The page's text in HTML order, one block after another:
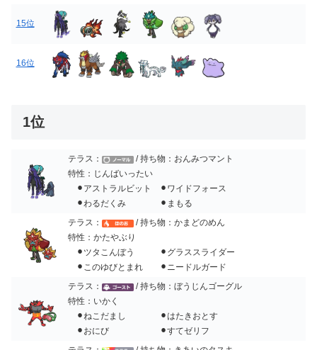
15位
16位
1位
テラス：
/ 持ち物：おんみつマント
特性：じんばいったい
⚫︎アストラルビット ⚫︎ワイドフォース
⚫︎わるだくみ ⚫︎まもる
テラス：
/ 持ち物：かまどのめん
特性：かたやぶり
⚫︎ツタこんぼう ⚫︎グラススライダー
⚫︎このゆびとまれ ⚫︎ニードルガード
テラス：
/ 持ち物：ぼうじんゴーグル
特性：いかく
⚫︎ねこだまし ⚫︎はたきおとす
⚫︎おにび ⚫︎すてゼリフ